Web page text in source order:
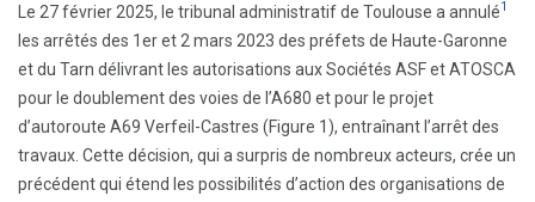
Le 27 février 2025, le tribunal administratif de Toulouse a annulé1
les arrêtés des 1er et 2 mars 2023 des préfets de Haute-Garonne
et du Tarn délivrant les autorisations aux Sociétés ASF et ATOSCA
pour le doublement des voies de l’A680 et pour le projet
d’autoroute A69 Verfeil-Castres (Figure 1), entraînant l’arrêt des
travaux. Cette décision, qui a surpris de nombreux acteurs, crée un
précédent qui étend les possibilités d’action des organisations de